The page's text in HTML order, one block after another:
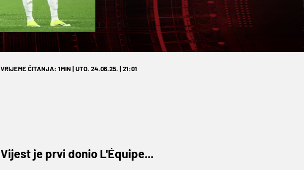
VRIJEME ČITANJA: 1MIN | UTO. 24.06.25. | 21:01
Vijest je prvi donio L'Équipe...